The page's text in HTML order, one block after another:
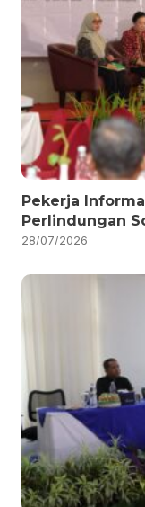
Pekerja
Perlindungan
28/07/2026